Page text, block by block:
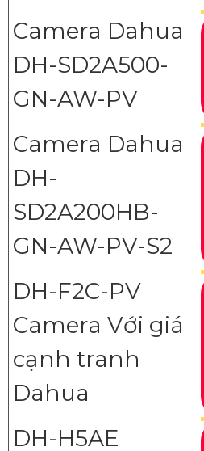
Camera Dahua
DH-SD2A500-
GN-AW-PV
Camera Dahua
DH-
SD2A200HB-
GN-AW-PV-S2
DH-F2C-PV
Camera Với giá
cạnh tranh
Dahua
DH-H5AE